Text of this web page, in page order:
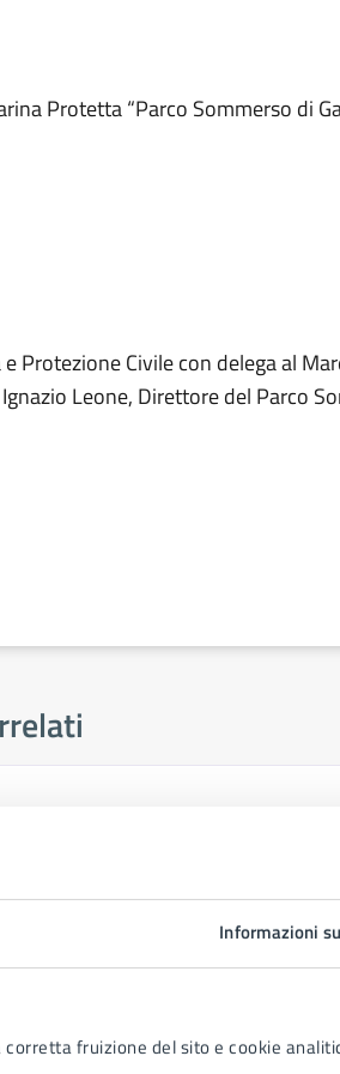
Informazioni
fruizione del sito e cookie
Protetta “Parco Sommerso di
Protezione Civile con delega al
Leone, Direttore del Parco